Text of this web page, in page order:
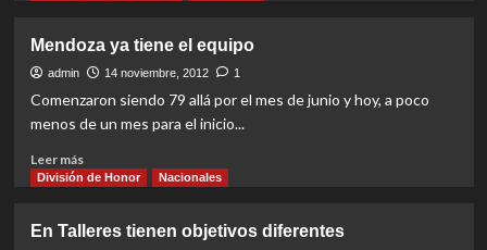
se
palpita
la
XII
de
Honor
Mendoza ya tiene el equipo
admin 14 noviembre, 2012 1
Comenzaron siendo 79 allá por el mes de junio y hoy, a poco
menos de un mes para el inicio...
Leer másRead
more
ya
División de Honor Nacionales
En Talleres tienen objetivos diferentes